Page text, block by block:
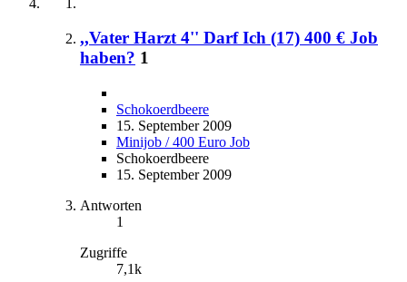
,,Vater Harzt 4'' Darf Ich (17) 400 € Job
haben? 1
Schokoerdbeere
15. September 2009
Minijob / 400 Euro Job
Schokoerdbeere
15. September 2009
Antworten
1
Zugriffe
7,1k